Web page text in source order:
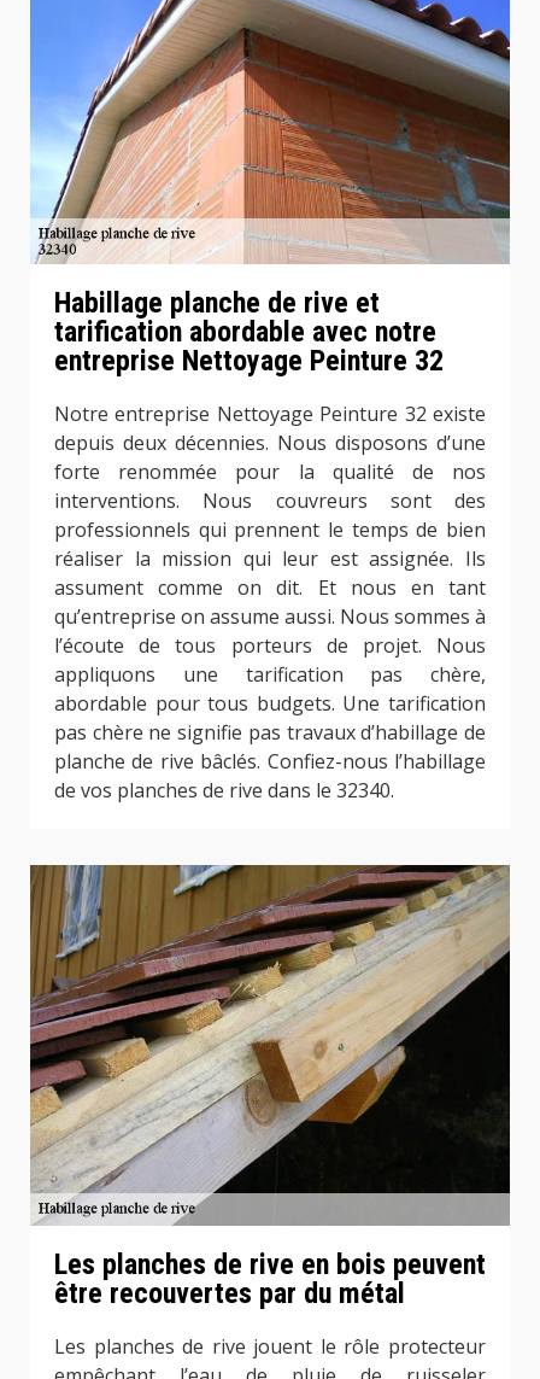
Habillage planche de rive et
tarification abordable avec notre
entreprise Nettoyage Peinture 32
Notre entreprise Nettoyage Peinture 32 existe
depuis deux décennies. Nous disposons d’une
forte renommée pour la qualité de nos
interventions. Nous couvreurs sont des
professionnels qui prennent le temps de bien
réaliser la mission qui leur est assignée. Ils
assument comme on dit. Et nous en tant
qu’entreprise on assume aussi. Nous sommes à
l’écoute de tous porteurs de projet. Nous
appliquons une tarification pas chère,
abordable pour tous budgets. Une tarification
pas chère ne signifie pas travaux d’habillage de
planche de rive bâclés. Confiez-nous l’habillage
de vos planches de rive dans le 32340.
Les planches de rive en bois peuvent
être recouvertes par du métal
Les planches de rive jouent le rôle protecteur